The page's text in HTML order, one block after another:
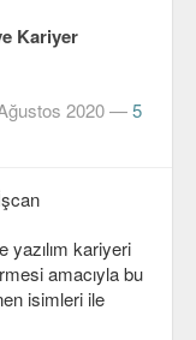
Kariyer
2020—5
yazılım kariyeri
amacıyla bu
isimleri ile